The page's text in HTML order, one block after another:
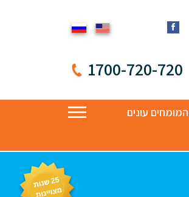
1700-720-720
המומחים עונים